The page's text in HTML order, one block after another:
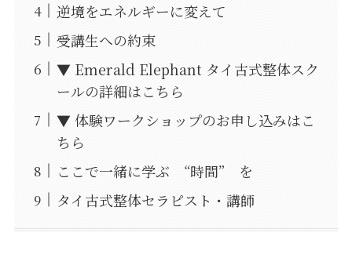
逆境をエネルギーに変えて
受講生への約束
▼ Emerald Elephant タイ古式整体スク
ールの詳細はこちら
▼ 体験ワークショップのお申し込みはこ
ちら
ここで一緒に学ぶ “時間” を
タイ古式整体セラピスト・講師